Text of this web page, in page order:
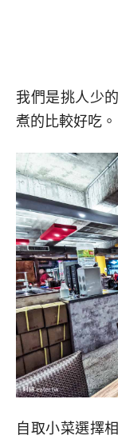
我們是挑人少
煮的比較好吃。
自取小菜選擇